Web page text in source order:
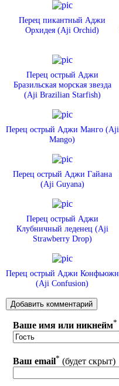
Перец пикантный Аджи
Орхидея (Aji Orchid)
Перец острый Аджи
Бразильская морская звезда
(Aji Brazilian Starfish)
Перец острый Аджи Манго (Aji
Mango)
Перец острый Аджи Гайана
(Aji Guyana)
Перец острый Аджи
Клубничный леденец (Aji
Strawberry Drop)
Перец острый Аджи Конфьюжн
(Aji Confusion)
Ваше имя или никнейм*
Ваш email* (будет скрыт)